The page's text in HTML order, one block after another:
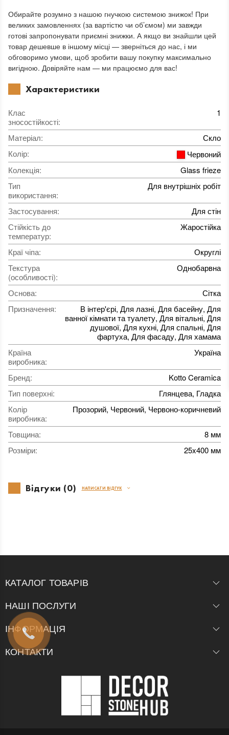
Обирайте розумно з нашою гнучкою системою знижок! При
великих замовленнях (за вартістю чи об’ємом) ми завжди
готові запропонувати приємні знижки. А якщо ви знайшли цей
товар дешевше в іншому місці — зверніться до нас, і ми
обговоримо умови, щоб зробити вашу покупку максимально
вигідною. Довіряйте нам — ми працюємо для вас!
Характеристики
Клас
зносостійкості:
1
Матеріал:
Скло
Колір:
Червоний
Колекція:
Glass frieze
Тип
використання:
Для внутрішніх робіт
Застосування:
Для стін
Стійкість до
температур:
Жаростійка
Краї чіпа:
Округлі
Текстура
(особливості):
Однобарвна
Основа:
Сітка
Призначення:
В інтер'єрі, Для лазні, Для басейну, Для
ванної кімнати та туалету, Для вітальні, Для
душової, Для кухні, Для спальні, Для
фартуха, Для фасаду, Для хамама
Країна
виробника:
Україна
Бренд:
Kotto Ceramica
Тип поверхні:
Глянцева, Гладка
Колір
виробника:
Прозорий, Червоний, Червоно-коричневий
Товщина:
8 мм
Розміри: 25x400 мм
Відгуки (0) НАПИСАТИ ВІДГУК
КАТАЛОГ ТОВАРІВ
НАШІ ПОСЛУГИ
ІНФОРМАЦІЯ
КОНТАКТИ